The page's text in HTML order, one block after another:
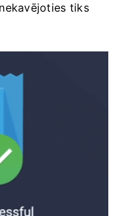
tiks